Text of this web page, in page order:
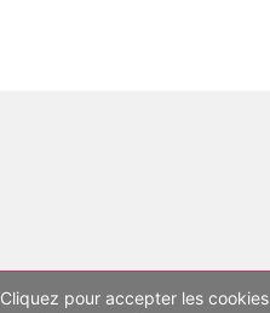
Cliquez pour accepter les cookies